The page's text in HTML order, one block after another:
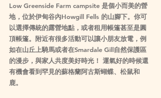
Low Greenside Farm campsite 是個小而美的營
地，位於伊甸谷內Howgill Fells 的山腳下。你可
以選擇傳統的露營地點，或者租用帳篷甚至是圓
頂帳篷。附近有很多活動可以讓小朋友放電，例
如在山丘上騎馬或者在Smardale Gill自然保護區
的漫步，與家人共度美好時光！ 運氣好的時候還
有機會看到罕見的蘇格蘭阿古斯蝴蝶、松鼠和
鹿。